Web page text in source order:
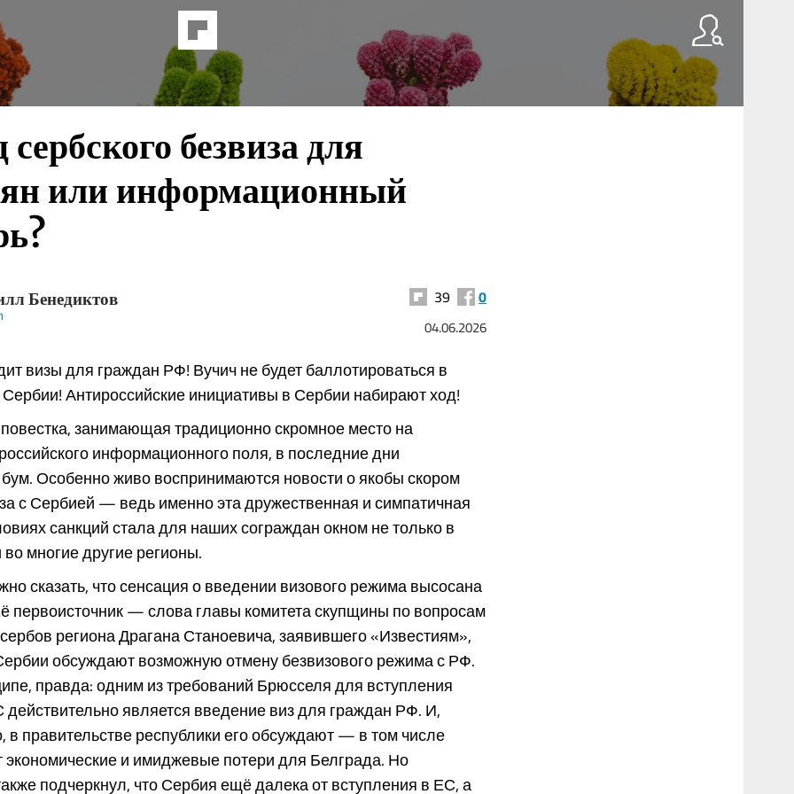
безвиза для
или информационный
Бенедиктов 39 0
04.06.2026
визы для граждан РФ! Вучич не будет баллотироваться в
Антироссийские инициативы в Сербии набирают ход!
занимающая традиционно скромное место на
информационного поля, в последние дни
Особенно живо воспринимаются новости о якобы скором
с Сербией — ведь именно эта дружественная и симпатичная
санкций стала для наших сограждан окном не только в
многие другие регионы.
сказать, что сенсация о введении визового режима высосана
первоисточник — слова главы комитета скупщины по вопросам
региона Драгана Станоевича, заявившего «Известиям»,
обсуждают возможную отмену безвизового режима с РФ.
правда: одним из требований Брюсселя для вступления
является введение виз для граждан РФ. И,
в правительстве республики его обсуждают — в том числе
и имиджевые потери для Белграда. Но
подчеркнул, что Сербия ещё далека от вступления в ЕС, а